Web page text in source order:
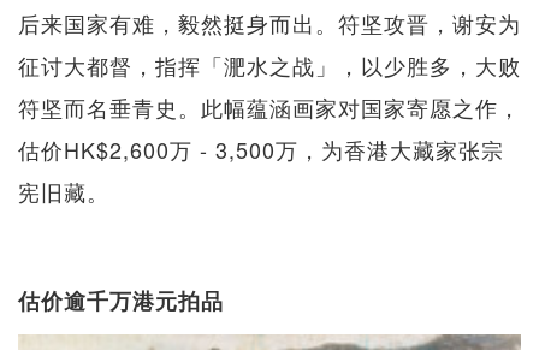
后来国家有难，毅然挺身而出。符坚攻晋，谢安为
征讨大都督，指挥「淝水之战」，以少胜多，大败
符坚而名垂青史。此幅蕴涵画家对国家寄愿之作，
估价HK$2,600万 - 3,500万，为香港大藏家张宗
宪旧藏。
估价逾千万港元拍品